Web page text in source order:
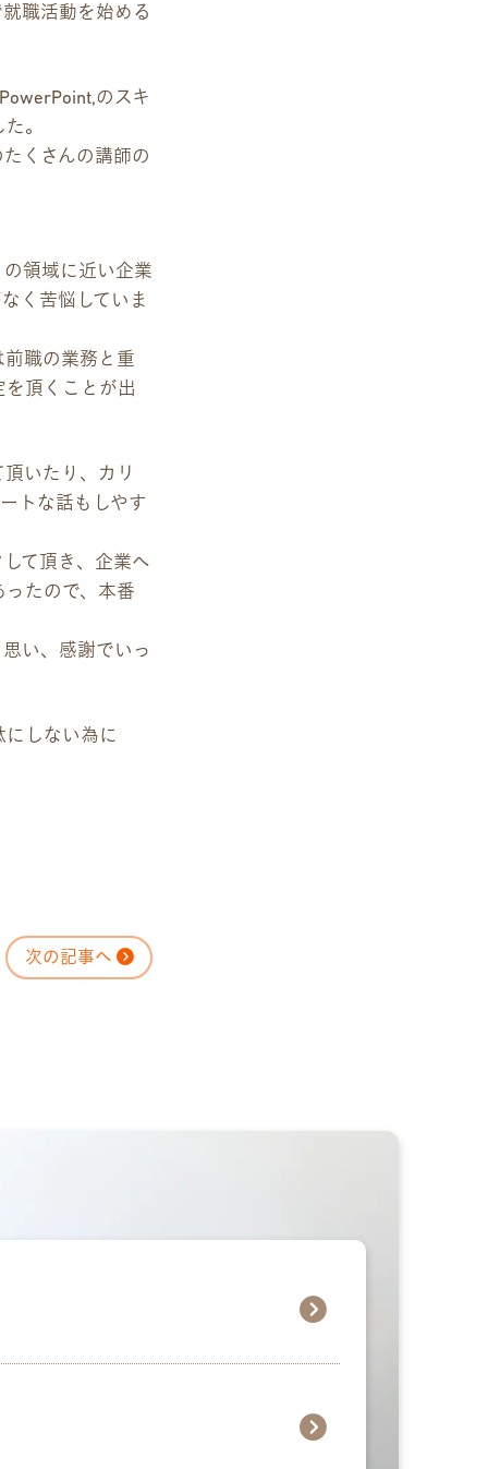
職活動を始める
のスキ
。
くさんの講師の
領域に近い企業
く苦悩していま
職の業務と重
頂くことが出
いたり、カリ
トな話もしやす
て頂き、企業へ
たので、本番
い、感謝でいっ
しない為に
次の記事へ